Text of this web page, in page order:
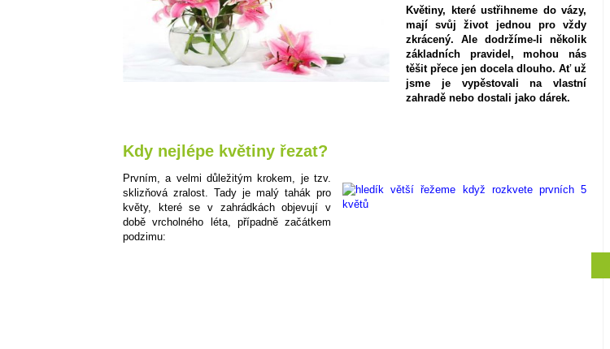
Květiny, které ustřihneme do vázy,
mají svůj život jednou pro vždy
zkrácený. Ale dodržíme-li několik
základních pravidel, mohou nás
těšit přece jen docela dlouho. Ať už
jsme je vypěstovali na vlastní
zahradě nebo dostali jako dárek.
Kdy nejlépe květiny řezat?
Prvním, a velmi důležitým krokem, je tzv.
sklizňová zralost. Tady je malý tahák pro
květy, které se v zahrádkách objevují v
době vrcholného léta, případně začátkem
podzimu: